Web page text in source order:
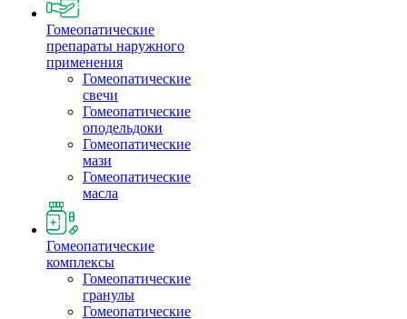
Гомеопатические
препараты наружного
применения
Гомеопатические
свечи
Гомеопатические
оподельдоки
Гомеопатические
мази
Гомеопатические
масла
Гомеопатические
комплексы
Гомеопатические
гранулы
Гомеопатические